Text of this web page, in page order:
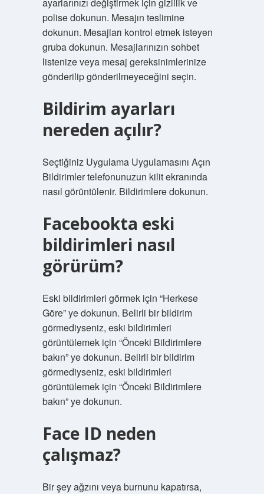
polise dokunun. Mesajın teslimine
dokunun. Mesajları kontrol etmek isteyen
gruba dokunun. Mesajlarınızın sohbet
listenize veya mesaj gereksinimlerinize
gönderilip gönderilmeyeceğini seçin.
Bildirim ayarları
nereden açılır?
Seçtiğiniz Uygulama Uygulamasını Açın
Bildirimler telefonunuzun kilit ekranında
nasıl görüntülenir. Bildirimlere dokunun.
Facebookta eski
bildirimleri nasıl
görürüm?
Eski bildirimleri görmek için “Herkese
Göre” ye dokunun. Belirli bir bildirim
görmediyseniz, eski bildirimleri
görüntülemek için “Önceki Bildirimlere
bakın” ye dokunun. Belirli bir bildirim
görmediyseniz, eski bildirimleri
görüntülemek için “Önceki Bildirimlere
bakın” ye dokunun.
Face ID neden
çalışmaz?
Bir şey ağzını veya burnunu kapatırsa,